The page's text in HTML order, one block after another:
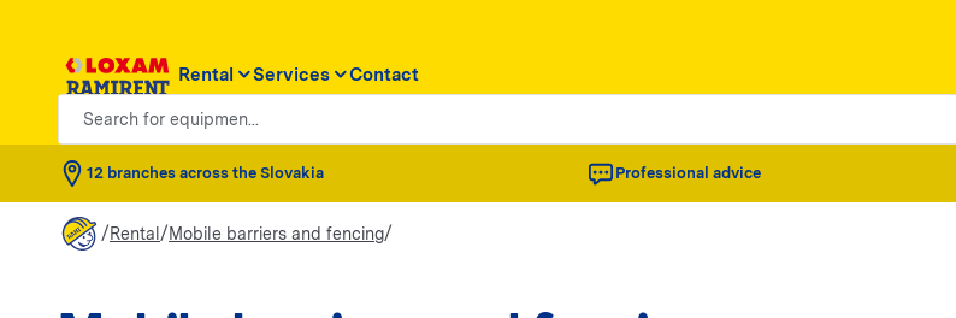
Rental Services Contact
Search for equipmen...
12 branches across the Slovakia Professional advice
/Rental/Mobile barriers and fencing/